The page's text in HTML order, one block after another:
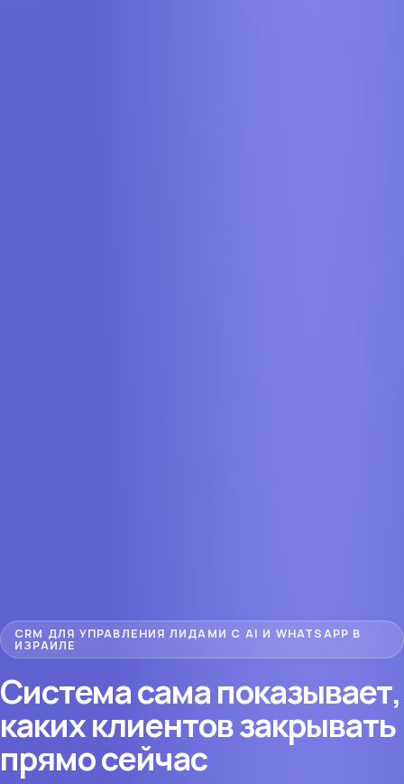
CRM ДЛЯ УПРАВЛЕНИЯ ЛИДАМИ С AI И WHATSAPP В
ИЗРАИЛЕ
Система сама показывает,
каких клиентов закрывать
прямо сейчас